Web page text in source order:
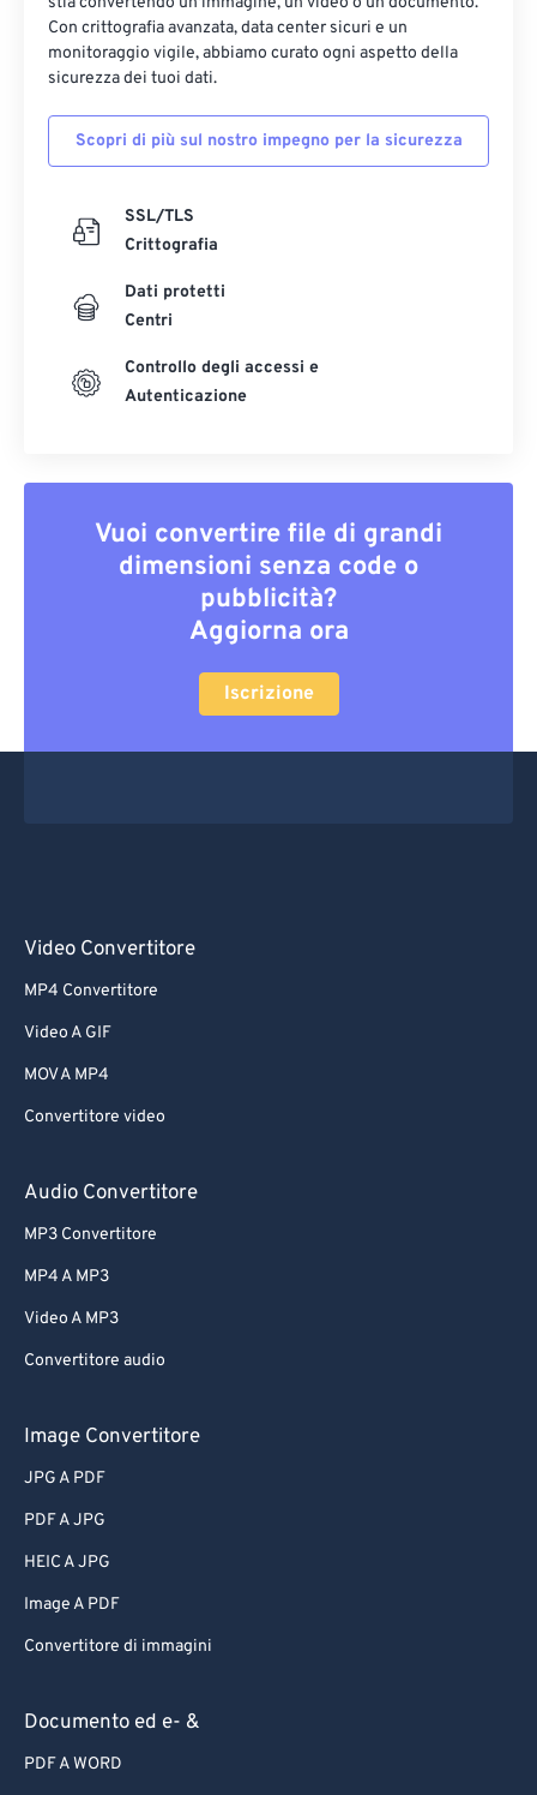
Con crittografia avanzata, data center sicuri e un
monitoraggio vigile, abbiamo curato ogni aspetto della
sicurezza dei tuoi dati.
Scopri di più sul nostro impegno per la sicurezza
SSL/TLS
Crittografia
Dati protetti
Centri
Controllo degli accessi e
Autenticazione
Vuoi convertire file di grandi
dimensioni senza code o
pubblicità?
Aggiorna ora
Iscrizione
Video Convertitore
MP4 Convertitore
Video A GIF
MOV A MP4
Convertitore video
Audio Convertitore
MP3 Convertitore
MP4 A MP3
Video A MP3
Convertitore audio
Image Convertitore
JPG A PDF
PDF A JPG
HEIC A JPG
Image A PDF
Convertitore di immagini
Documento ed e- &
PDF A WORD